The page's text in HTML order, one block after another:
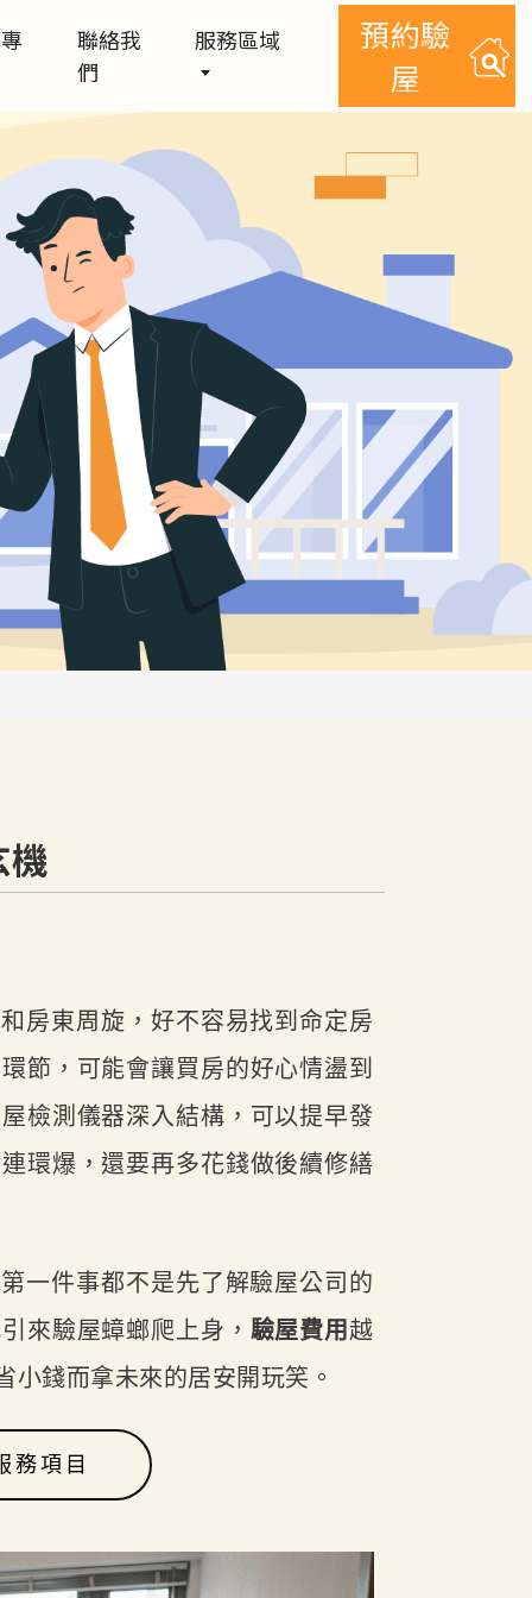
聯絡我
們
服務區域
預約驗
屋
機
房東周旋，好不容易找到命定房
節，可能會讓買房的好心情盪到
檢測儀器深入結構，可以提早發
環爆，還要再多花錢做後續修繕
一件事都不是先了解驗屋公司的
來驗屋蟑螂爬上身， 驗屋費用 越
錢而拿未來的居安開玩笑。
務項目